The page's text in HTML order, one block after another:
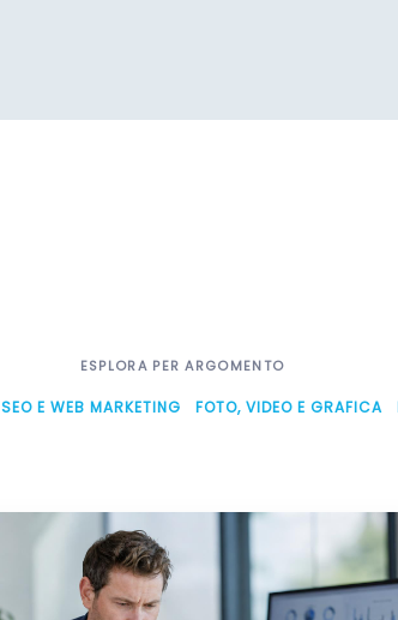
ESPLORA PER ARGOMENTO
SEO E WEB MARKETING FOTO, VIDEO E GRAFICA